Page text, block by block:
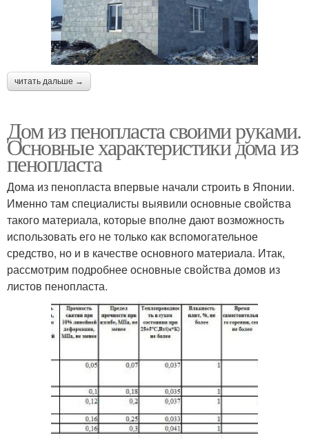
читать дальше →
Дом из пенопласта своими руками.
Основные характеристики дома из
пенопласта
Дома из пенопласта впервые начали строить в Японии.
Именно там специалисты выявили основные свойства
такого материала, которые вполне дают возможность
использовать его не только как вспомогательное
средство, но и в качестве основного материала. Итак,
рассмотрим подробнее основные свойства домов из
листов пенопласта.